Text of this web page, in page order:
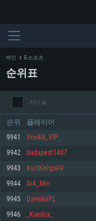
메인 E-스포츠
순위표
지난 달
순위 플레이어
9941 Vov4ik_VIP
9942 budapest1407
9943 KurtKnispelV
9944 SrA_Min
9945 DzesikaPL
9946 _Ksedox_